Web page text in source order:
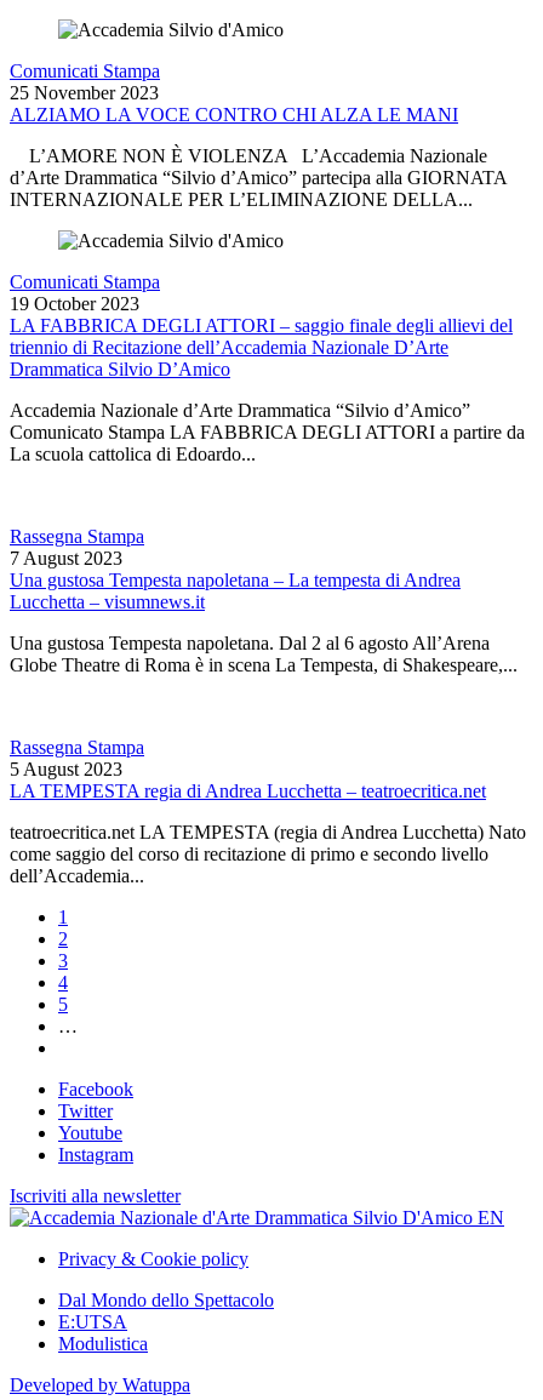
Comunicati Stampa
25 November 2023
ALZIAMO LA VOCE CONTRO CHI ALZA LE MANI
L’AMORE NON È VIOLENZA L’Accademia Nazionale
d’Arte Drammatica “Silvio d’Amico” partecipa alla GIORNATA
INTERNAZIONALE PER L’ELIMINAZIONE DELLA...
Comunicati Stampa
19 October 2023
LA FABBRICA DEGLI ATTORI – saggio finale degli allievi del
triennio di Recitazione dell’Accademia Nazionale D’Arte
Drammatica Silvio D’Amico
Accademia Nazionale d’Arte Drammatica “Silvio d’Amico”
Comunicato Stampa LA FABBRICA DEGLI ATTORI a partire da
La scuola cattolica di Edoardo...
Rassegna Stampa
7 August 2023
Una gustosa Tempesta napoletana – La tempesta di Andrea
Lucchetta – visumnews.it
Una gustosa Tempesta napoletana. Dal 2 al 6 agosto All’Arena
Globe Theatre di Roma è in scena La Tempesta, di Shakespeare,...
Rassegna Stampa
5 August 2023
LA TEMPESTA regia di Andrea Lucchetta – teatroecritica.net
teatroecritica.net LA TEMPESTA (regia di Andrea Lucchetta) Nato
come saggio del corso di recitazione di primo e secondo livello
dell’Accademia...
1
2
3
4
5
…
Facebook
Twitter
Youtube
Instagram
Iscriviti alla newsletter
Privacy & Cookie policy
Dal Mondo dello Spettacolo
E:UTSA
Modulistica
Developed by Watuppa